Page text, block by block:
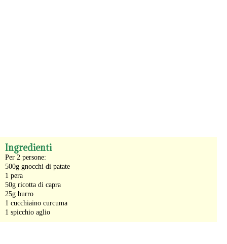
Ingredienti
Per 2 persone:
500g gnocchi di patate
1 pera
50g ricotta di capra
25g burro
1 cucchiaino curcuma
1 spicchio aglio